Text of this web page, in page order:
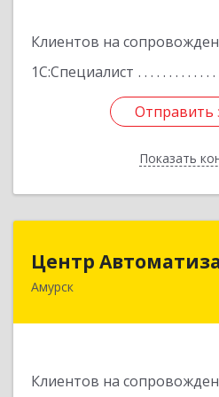
Клиентов на
1С:Специалист
Отправить
Показать
Отправить
Назад
Центр
Амурск
Клиентов на
682640, Хабаровский